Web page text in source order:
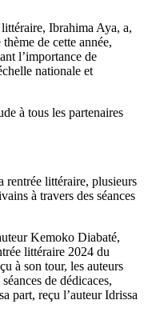
Ibrahima Aya, a,
de cette année,
l’importance de
nationale et
à tous les partenaires
rentrée littéraire, plusieurs
à travers des séances
Kemoko Diabaté,
littéraire 2024 du
à son tour, les auteurs
de dédicaces,
part, reçu l’auteur Idrissa